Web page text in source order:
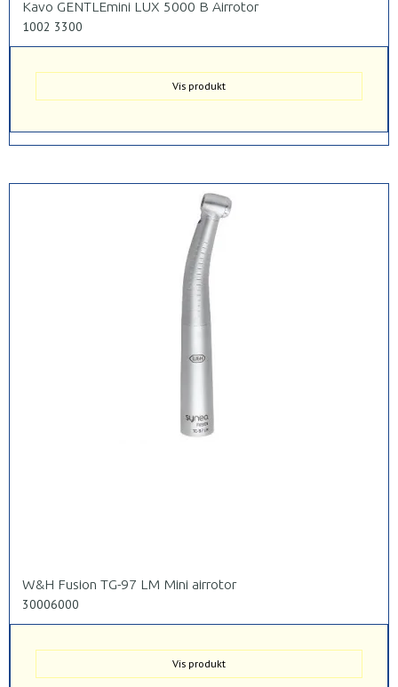
Kavo GENTLEmini LUX 5000 B Airrotor
1002 3300
Vis produkt
W&H Fusion TG-97 LM Mini airrotor
30006000
Vis produkt